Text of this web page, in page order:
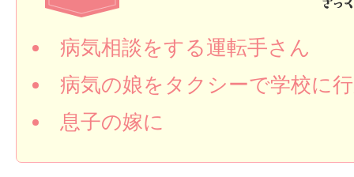
病気相談をする運転手さん
病気の娘をタクシーで学校に
息子の嫁に